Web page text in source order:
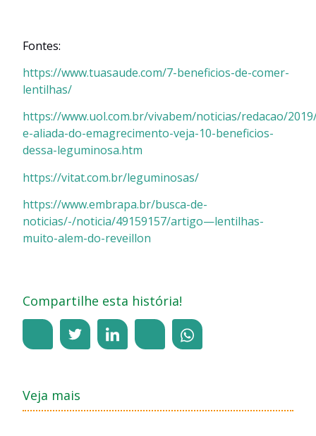
Fontes:
https://www.tuasaude.com/7-beneficios-de-comer-
lentilhas/
https://www.uol.com.br/vivabem/noticias/redacao/
e-aliada-do-emagrecimento-veja-10-beneficios-
dessa-leguminosa.htm
https://vitat.com.br/leguminosas/
https://www.embrapa.br/busca-de-
noticias/-/noticia/49159157/artigo—lentilhas-
muito-alem-do-reveillon
Compartilhe esta história!
Veja mais